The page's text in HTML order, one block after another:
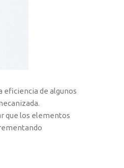
eficiencia de algunos
que los elementos